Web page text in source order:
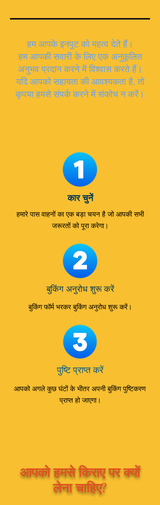
हम आपके इनपुट को महत्व देते हैं।
हम आपकी सवारी के लिए एक अनुकूलित
अनुभव प्रदान करने में विश्वास करते हैं।
यदि आपको सहायता की आवश्यकता है, तो
कृपया हमसे संपर्क करने में संकोच न करें।
कार चुनें
हमारे पास वाहनों का एक बड़ा चयन है जो आपकी सभी
जरूरतों को पूरा करेगा।
बुकिंग अनुरोध शुरू करें
बुकिंग फॉर्म भरकर बुकिंग अनुरोध शुरू करें।
पुष्टि प्राप्त करें
आपको अगले कुछ घंटों के भीतर अपनी बुकिंग पुष्टिकरण
प्राप्त हो जाएगा।
आपको हमसे किराए पर क्यों
लेना चाहिए?